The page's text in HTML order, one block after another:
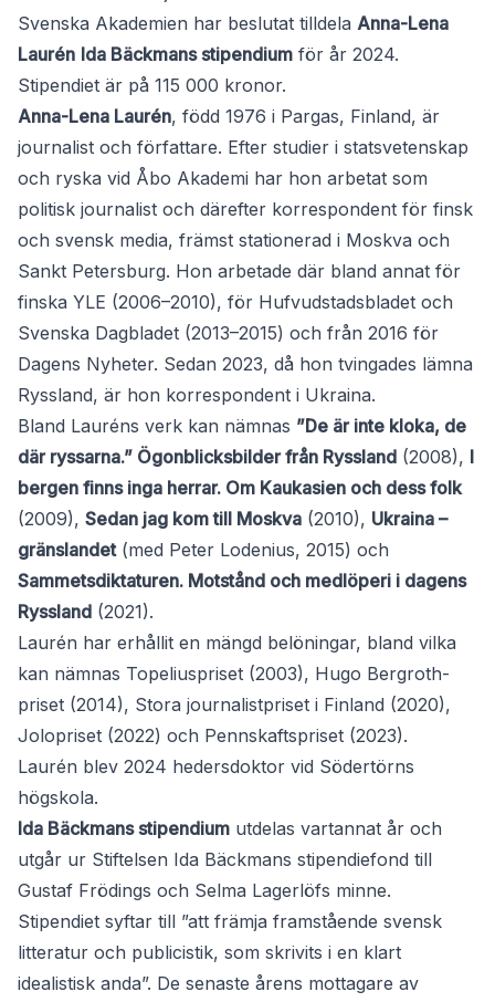
Svenska Akademien har beslutat tilldela Anna-Lena
Laurén Ida Bäckmans stipendium för år 2024.
Stipendiet är på 115 000 kronor.
Anna-Lena Laurén, född 1976 i Pargas, Finland, är
journalist och författare. Efter studier i statsvetenskap
och ryska vid Åbo Akademi har hon arbetat som
politisk journalist och därefter korrespondent för finsk
och svensk media, främst stationerad i Moskva och
Sankt Petersburg. Hon arbetade där bland annat för
finska YLE (2006–2010), för Hufvudstadsbladet och
Svenska Dagbladet (2013–2015) och från 2016 för
Dagens Nyheter. Sedan 2023, då hon tvingades lämna
Ryssland, är hon korrespondent i Ukraina.
Bland Lauréns verk kan nämnas ”De är inte kloka, de
där ryssarna.” Ögonblicksbilder från Ryssland (2008), I
bergen finns inga herrar. Om Kaukasien och dess folk
(2009), Sedan jag kom till Moskva (2010), Ukraina –
gränslandet(med Peter Lodenius, 2015) och
Sammetsdiktaturen. Motstånd och medlöperi i dagens
Ryssland (2021).
Laurén har erhållit en mängd belöningar, bland vilka
kan nämnas Topeliuspriset (2003), Hugo Bergroth-
priset (2014), Stora journalistpriset i Finland (2020),
Jolopriset (2022) och Pennskaftspriset (2023).
Laurén blev 2024 hedersdoktor vid Södertörns
högskola.
Ida Bäckmans stipendium utdelas vartannat år och
utgår ur Stiftelsen Ida Bäckmans stipendiefond till
Gustaf Frödings och Selma Lagerlöfs minne.
Stipendiet syftar till ”att främja framstående svensk
litteratur och publicistik, som skrivits i en klart
idealistisk anda”. De senaste årens mottagare av